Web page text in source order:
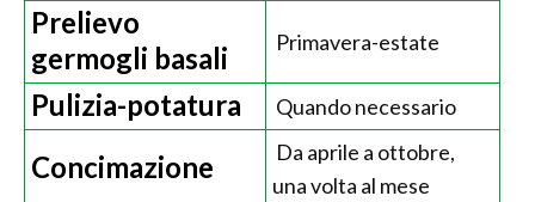
Prelievo
germogli basali
Primavera-estate
Pulizia-potatura Quando necessario
Concimazione
Da aprile a ottobre,
una volta al mese